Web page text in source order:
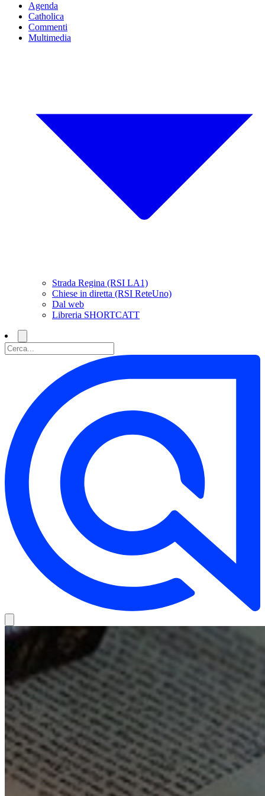
Agenda
Catholica
Commenti
Multimedia
Strada Regina (RSI LA1)
Chiese in diretta (RSI ReteUno)
Dal web
Libreria SHORTCATT